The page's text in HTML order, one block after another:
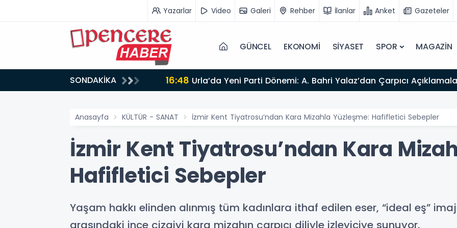
Yazarlar Video Galeri Rehber İlanlar Anket Gazeteler
GÜNCEL EKONOMİ SİYASET SPOR MAGAZİN
SONDAKİKA 16:48 Urla’da Yeni Parti Dönemi: A. Bahri Yalaz’dan Çarpıcı
Anasayfa KÜLTÜR - SANAT İzmir Kent Tiyatrosu’ndan Kara Mizahla Yüzleşme: Hafifletici Sebepler
İzmir Kent Tiyatrosu’ndan Kara
Hafifletici Sebepler
Yaşam hakkı elinden alınmış tüm kadınlara ithaf edilen eser, “ideal eş”
arasındaki ince çizgiyi kara mizahın çarpıcı diliyle izleyiciye sunuyor.